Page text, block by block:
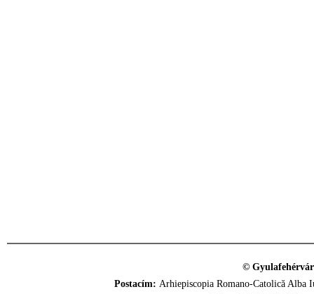
©
Postacím: Arhiepiscopia Romano-Catolică